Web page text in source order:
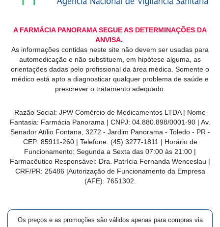
A FARMÁCIA PANORAMA SEGUE AS DETERMINAÇÕES DA
ANVISA.
As informações contidas neste site não devem ser usadas para
automedicação e não substituem, em hipótese alguma, as
orientações dadas pelo profissional da área médica. Somente o
médico está apto a diagnosticar qualquer problema de saúde e
prescrever o tratamento adequado.
Razão Social: JPW Comércio de Medicamentos LTDA | Nome
Fantasia: Farmácia Panorama | CNPJ: 04.880.898/0001-90 | Av.
Senador Atílio Fontana, 3272 - Jardim Panorama - Toledo - PR -
CEP: 85911-260 | Telefone: (45) 3277-1811 | Horário de
Funcionamento: Segunda a Sexta das 07:00 às 21:00 |
Farmacêutico Responsável: Dra. Patrícia Fernanda Wenceslau |
CRF/PR: 25486 |Autorização de Funcionamento da Empresa
(AFE): 7651302.
Os preços e as promoções são válidos apenas para compras via